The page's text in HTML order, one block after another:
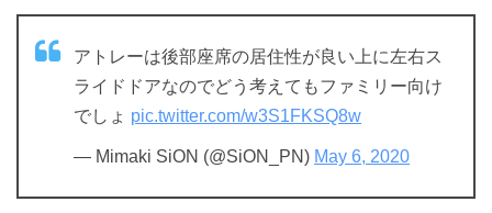
アトレーは後部座席の居住性が良い上に左右ス
ライドドアなのでどう考えてもファミリー向け
でしょ pic.twitter.com/w3S1FKSQ8w
— Mimaki SiON (@SiON_PN) May 6, 2020